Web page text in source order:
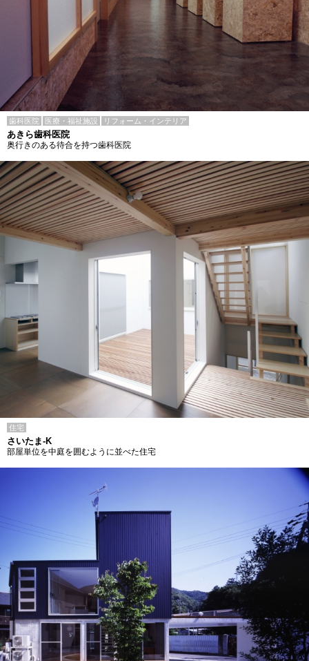
歯科医院 医療・福祉施設 リフォーム・インテリア
あきら歯科医院
奥行きのある待合を持つ歯科医院
住宅
さいたま-K
部屋単位を中庭を囲むように並べた住宅